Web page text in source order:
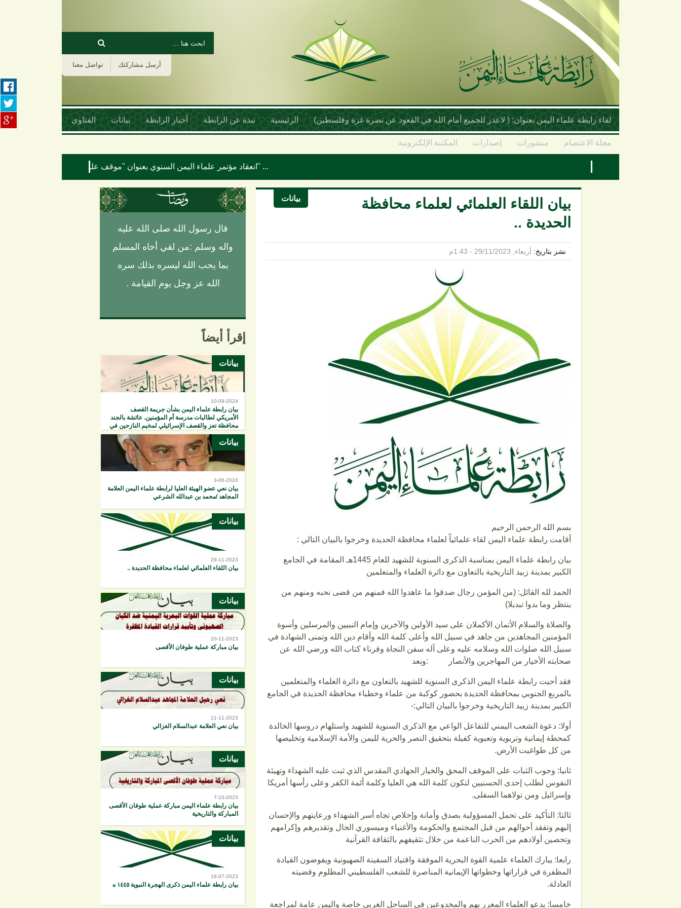
تجاوز إلى المحتوى الرئيسي
استمارة البحث
‏بحث ‏
تواصل معنا أرسل مشاركتك
لقاء رابطة علماء اليمن بعنوان: ( لاعذر للجميع أمام الله في القعود عن نصرة غزة وفلسطين) الرئيسية نبذة عن الرابطة أخبار الرابطة بيانات الفتاوى
مجلة الاعتصام منشورات إصدارات المكتبة الإلكترونية
قال رسول الله صلى الله عليه
واله وسلم :من لقي أخاه المسلم
بما يحب الله ليسره بذلك سره
الله عز وجل يوم القيامة .
إقرأ أيضاً
بيانات
10-09-2024
بيان رابطة علماء اليمن بشأن جريمة القصف
الأمريكي لطالبات مدرسة أم المؤمنين. عائشة بالجند
محافظة تعز والقصف الإسرائيلي لمخيم النازحين في
خان يونس
بيانات
3-06-2024
بيان نعي عضو الهيئة العليا لرابطة علماء اليمن العلامة
المجاهد /محمد بن عبدالله الشرعي
بيانات
29-11-2023
بيان اللقاء العلمائي لعلماء محافظة الحديدة ..
بيانات
20-11-2023
بيان مباركة عملية طوفان الأقصى
بيانات
11-11-2023
بيان نعي العلامة عبدالسلام الغزالي
بيانات
7-10-2023
بيان رابطة علماء اليمن مباركة عملية طوفان الأقصى
المباركة والتاريخية
بيانات
18-07-2023
بيان رابطة علماء اليمن ذكرى الهجرة النبوية ١٤٤٥ ه
بيانات
بيان اللقاء العلمائي لعلماء محافظة
الحديدة ..
نشر بتاريخ: أربعاء, 29/11/2023 - 1:43م
بسم الله الرحمن الرحيم
أقامت رابطة علماء اليمن لقاء علمائياً لعلماء محافظة الحديدة وخرجوا بالبيان التالي :
بيان رابطة علماء اليمن بمناسبة الذكرى السنوية للشهيد للعام 1445هـ المقامة في الجامع
الكبير بمدينة زبيد التاريخية بالتعاون مع دائرة العلماء والمتعلمين
الحمد لله القائل: (من المؤمن رجال صدقوا ما عاهدوا الله فمنهم من قضى نحبه ومنهم من
ينتظر وما بدوا تبديلا)
والصلاة والسلام الأتمان الأكملان على سيد الأولين والآخرين وإمام النبيين والمرسلين وأسوة
المؤمنين المجاهدين من جاهد في سبيل الله وأعلى كلمة الله وأقام دين الله وتمنى الشهادة في
سبيل الله صلوات الله وسلامه عليه وعلى آله سفن النجاة وقرناء كتاب الله ورضي الله عن
صحابته الأخيار من المهاجرين والأنصار :وبعد
فقد أحيت رابطة علماء اليمن الذكرى السنوية للشهيد بالتعاون مع دائرة العلماء والمتعلمين
بالمربع الجنوبي بمحافظة الحديدة بحضور كوكبة من علماء وخطباء محافظة الحديدة في الجامع
الكبير بمدينة زبيد التاريخية وخرجوا بالبيان التالي:-
أولا: دعوة الشعب اليمني للتفاعل الواعي مع الذكرى السنوية للشهيد واستلهام دروسها الخالدة
كمحطة إيمانية وتربوية وتعبوية كفيلة بتحقيق النصر والحرية لليمن والأمة الإسلامية وتخليصها
من كل طواغيت الأرض.
ثانيا: وجوب الثبات على الموقف المحق والخيار الجهادي المقدس الذي ثبت عليه الشهداء وتهيئة
النفوس لطلب إحدى الحسنيين لتكون كلمة الله هي العليا وكلمة أئمة الكفر وعلى رأسها أمريكا
وإسرائيل ومن تولاهما السفلى.
ثالثا: التأكيد على تحمل المسؤولية بصدق وأمانة وإخلاص تجاه أسر الشهداء ورعايتهم والإحسان
إليهم وتفقد أحوالهم من قبل المجتمع والحكومة والأغنياء وميسوري الحال وتقديرهم وإكرامهم
وتحصين أولادهم من الحرب الناعمة من خلال تثقيفهم بالثقافة القرآنية
رابعا: يبارك العلماء علمية القوة البحرية الموفقة واقتياد السفينة الصهيونية ويفوضون القيادة
المظفرة في قراراتها وخطواتها الإيمانية المناصرة للشعب الفلسطيني المظلوم وقضيته
العادلة.
خامسا: يدعو العلماء المغرر بهم والمخدوعين في الساحل الغربي خاصة واليمن عامة لمراجعة